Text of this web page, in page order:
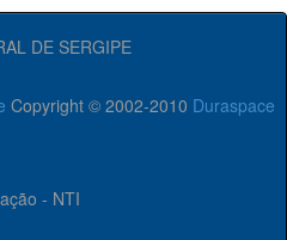
DE SERGIPE
Copyright © 2002-2010 Duraspace
- NTI